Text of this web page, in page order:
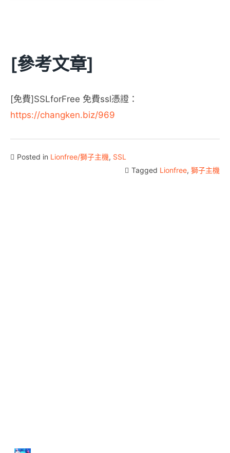
[參考文章]
[免費]SSLforFree 免費ssl憑證：
https://changken.biz/969
Posted in Lionfree/獅子主機, SSL
Tagged Lionfree, 獅子主機